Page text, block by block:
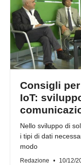
Consigli
IoT:
Nello sviluppo di
i tipi di dati
modo
Redazione 10/12/